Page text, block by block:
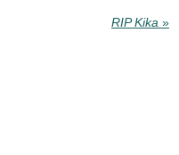
RIP Kika »